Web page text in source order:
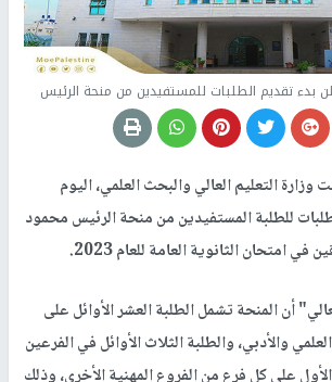
بدء تقديم الطلبات للمستفيدين من منحة الرئيس
وزارة التعليم العالي والبحث العلمي، اليوم
للطلبة المستفيدين من منحة الرئيس محمود
امتحان الثانوية العامة للعام 2023.
أن المنحة تشمل الطلبة العشر الأوائل على
والأدبي، والطلبة الثلاث الأوائل في الفرعين